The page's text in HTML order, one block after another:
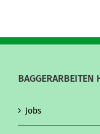
BAGGERARBEITEN
Jobs